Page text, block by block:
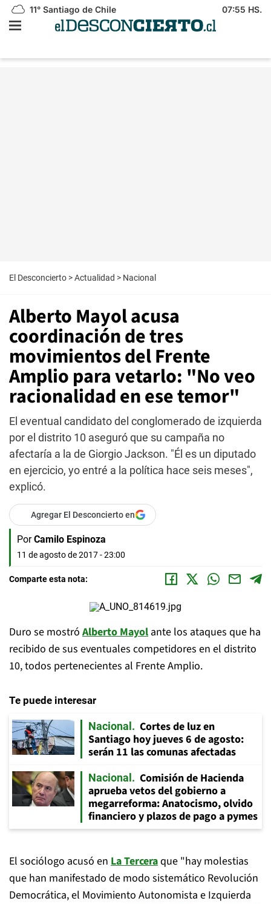
11° Santiago de Chile 07:55 HS.
El Desconcierto >Actualidad > Nacional
Alberto Mayol acusa
coordinación de tres
movimientos del Frente
Amplio para vetarlo: "No veo
racionalidad en ese temor"
El eventual candidato del conglomerado de izquierda
por el distrito 10 aseguró que su campaña no
afectaría a la de Giorgio Jackson. "Él es un diputado
en ejercicio, yo entré a la política hace seis meses",
explicó.
Agregar El Desconcierto en
Por Camilo Espinoza
11 de agosto de 2017 - 23:00
Comparte esta nota:
Duro se mostró Alberto Mayol ante los ataques que ha
recibido de sus eventuales competidores en el distrito
10, todos pertenecientes al Frente Amplio.
Te puede interesar
Nacional
Cortes de luz en
Santiago hoy jueves 6 de agosto:
serán 11 las comunas afectadas
Nacional
Comisión de Hacienda
aprueba vetos del gobierno a
megarreforma: Anatocismo, olvido
financiero y plazos de pago a pymes
El sociólogo acusó en La Terceraque "hay molestias
que han manifestado de modo sistemático Revolución
Democrática, el Movimiento Autonomista e Izquierda